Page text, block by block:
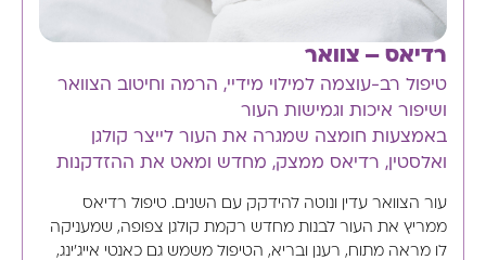
רדיאס – צוואר
טיפול רב-עוצמה למילוי מידיי, הרמה וחיטוב הצוואר
ושיפור איכות וגמישות העור
באמצעות חומצה שמגרה את העור לייצר קולגן
ואלסטין, רדיאס ממצק, מחדש ומאט את ההזדקנות
עור הצוואר עדין ונוטה להידקק עם השנים. טיפול רדיאס
ממריץ את העור לבנות מחדש רקמת קולגן צפופה, שמעניקה
לו מראה מתוח, רענן ובריא, הטיפול משמש גם כאנטי אייג'ינג,